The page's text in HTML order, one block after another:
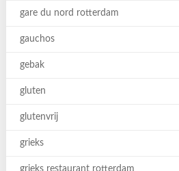
gare du nord rotterdam
gauchos
gebak
gluten
glutenvrij
grieks
grieks restaurant rotterdam